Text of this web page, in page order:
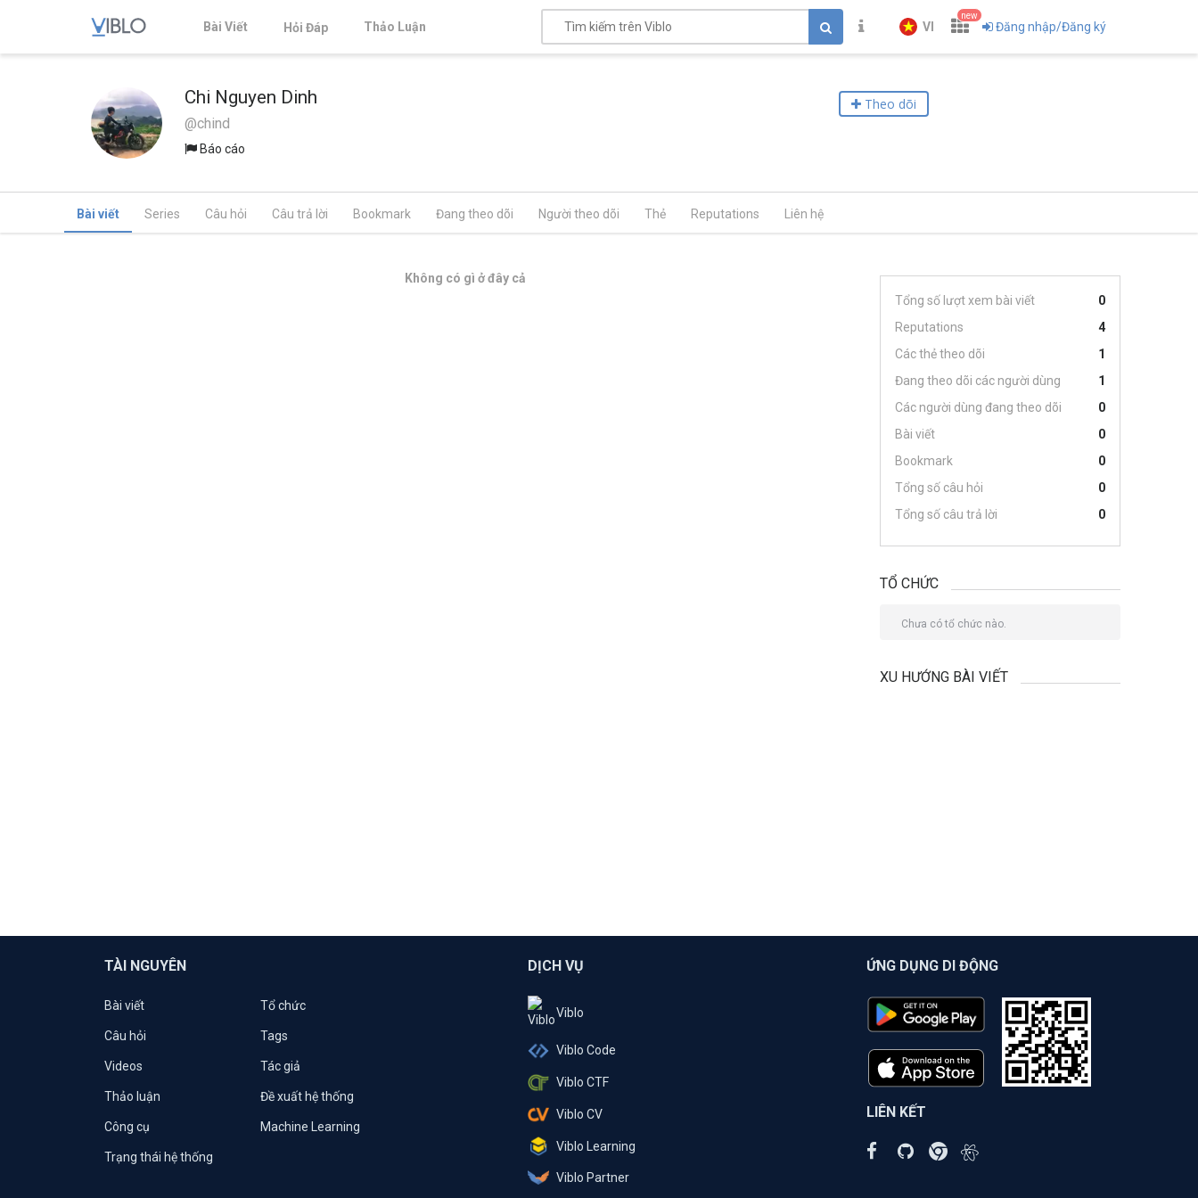
Bài Viết Hỏi Đáp Thảo Luận VI
new
Đăng nhập/Đăng ký
Chi Nguyen Dinh
@chind
Báo cáo
Theo dõi
Bài viết Series Câu hỏi Câu trả lời Bookmark Đang theo dõi Người theo dõi Thẻ Reputations Liên hệ
Không có gì ở đây cả
Tổng số lượt xem bài viết
0
Reputations
4
Các thẻ theo dõi
1
Đang theo dõi các người dùng
1
Các người dùng đang theo dõi
0
Bài viết
0
Bookmark
0
Tổng số câu hỏi
0
Tổng số câu trả lời
0
TỔ CHỨC
Chưa có tổ chức nào.
XU HƯỚNG BÀI VIẾT
TÀI NGUYÊN
Bài viết Tổ chức
Câu hỏi Tags
Videos Tác giả
Thảo luận Đề xuất hệ thống
Công cụ Machine Learning
Trạng thái hệ thống
DỊCH VỤ
Viblo
Viblo Code
Viblo CTF
Viblo CV
Viblo Learning
Viblo Partner
ỨNG DỤNG DI ĐỘNG
LIÊN KẾT